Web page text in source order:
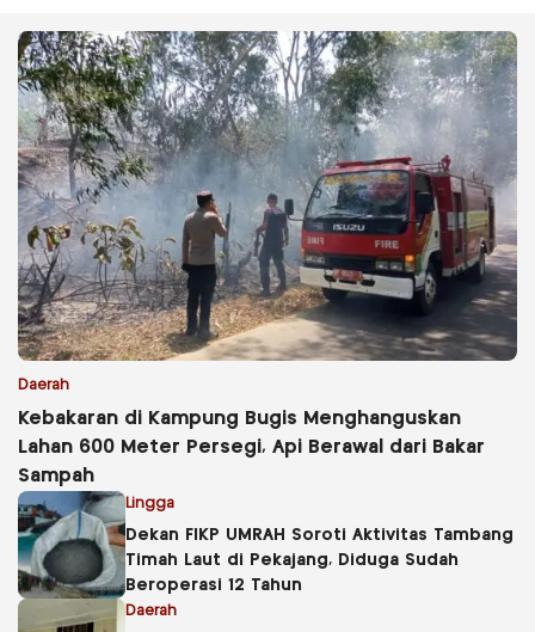
Daerah
Kebakaran di Kampung Bugis Menghanguskan
Lahan 600 Meter Persegi, Api Berawal dari Bakar
Sampah
Lingga
Dekan FIKP UMRAH Soroti Aktivitas Tambang
Timah Laut di Pekajang, Diduga Sudah
Beroperasi 12 Tahun
Daerah